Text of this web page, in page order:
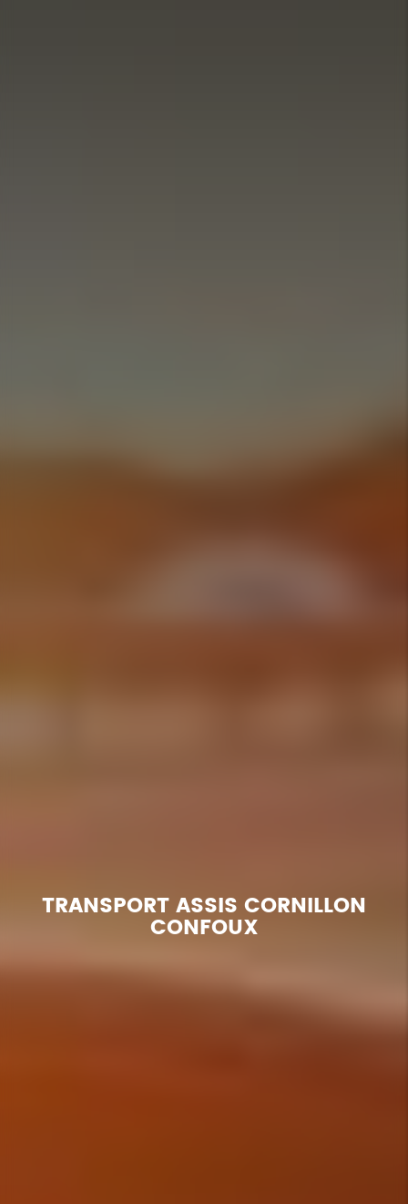
TRANSPORT ASSIS CORNILLON
CONFOUX